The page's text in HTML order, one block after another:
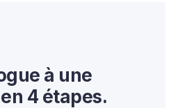
à une
4 étapes.